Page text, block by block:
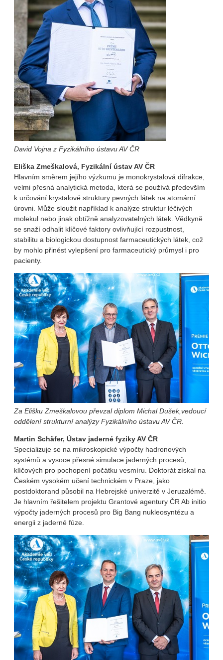
David Vojna z Fyzikálního ústavu AV ČR
Eliška Zmeškalová, Fyzikální ústav AV ČR
Hlavním směrem jejího výzkumu je monokrystalová difrakce,
velmi přesná analytická metoda, která se používá především
k určování krystalové struktury pevných látek na atomární
úrovni. Může sloužit například k analýze struktur léčivých
molekul nebo jinak obtížně analyzovatelných látek. Vědkyně
se snaží odhalit klíčové faktory ovlivňující rozpustnost,
stabilitu a biologickou dostupnost farmaceutických látek, což
by mohlo přinést vylepšení pro farmaceutický průmysl i pro
pacienty.
Za Elišku Zmeškalovou převzal diplom Michal Dušek,vedoucí
oddělení strukturní analýzy Fyzikálního ústavu AV ČR.
Martin Schäfer, Ústav jaderné fyziky AV ČR
Specializuje se na mikroskopické výpočty hadronových
systémů a vysoce přesné simulace jaderných procesů,
klíčových pro pochopení počátku vesmíru. Doktorát získal na
Českém vysokém učení technickém v Praze, jako
postdoktorand působil na Hebrejské univerzitě v Jeruzalémě.
Je hlavním řešitelem projektu Grantové agentury ČR Ab initio
výpočty jaderných procesů pro Big Bang nukleosyntézu a
energii z jaderné fúze.